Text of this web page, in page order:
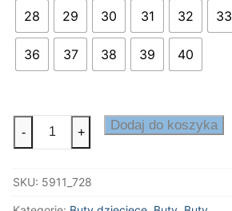
28 29 30 31 32 33
36 37 38 39 40
Buty
PERFORMANCE
JUNIOR
- + Dodaj do koszyka
SKU: 5911_728